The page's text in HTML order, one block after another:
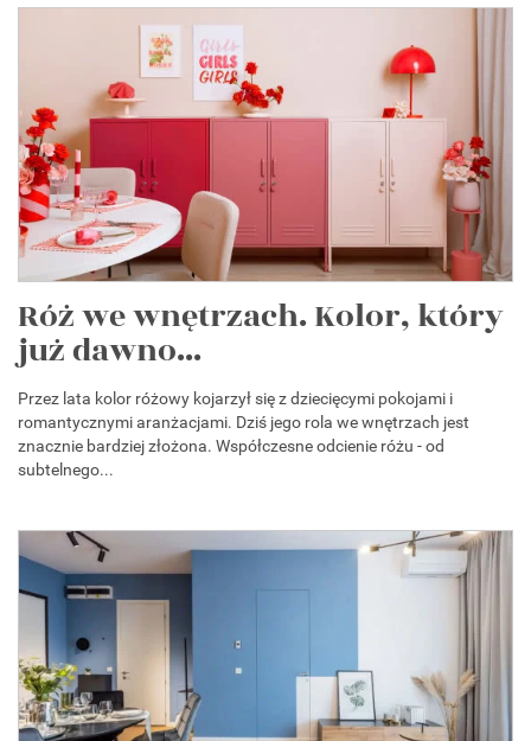
Róż we wnętrzach. Kolor, który
już dawno...
Przez lata kolor różowy kojarzył się z dziecięcymi pokojami i
romantycznymi aranżacjami. Dziś jego rola we wnętrzach jest
znacznie bardziej złożona. Współczesne odcienie różu - od
subtelnego...